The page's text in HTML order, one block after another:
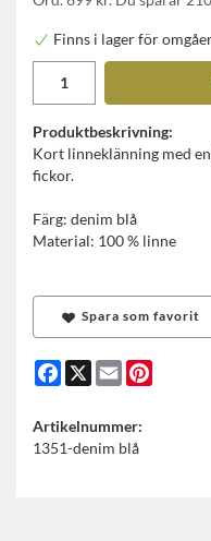
Finns i lager för
Produktbeskrivning:
Kort linneklänning med
fickor.
Färg: denim blå
Material: 100 % linne
Spara som favorit
Facebook
X Email
Artikelnummer:
1351-denim blå